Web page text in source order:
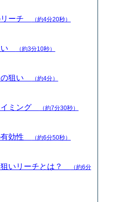
リーチ （約4分20秒）
い （約3分10秒）
の狙い （約4分）
イミング （約7分30秒）
有効性 （約6分50秒）
狙いリーチとは？
（約6分